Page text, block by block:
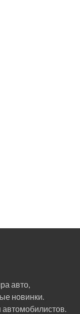
авто,
новинки.